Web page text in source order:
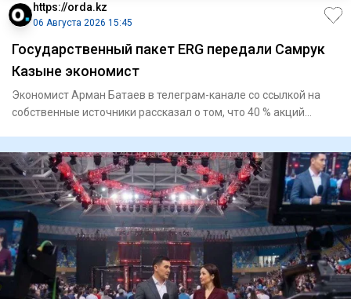
https://orda.kz
06 Августа 2026 15:45
Государственный пакет ERG передали Самрук
Казыне экономист
Экономист Арман Батаев в телеграм-канале со ссылкой на
собственные источники рассказал о том, что 40 % акций